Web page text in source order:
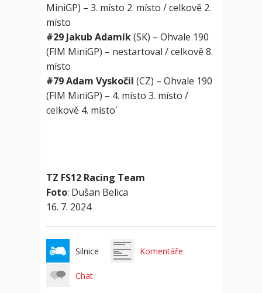
MiniGP) – 3. místo 2. místo / celkově 2.
místo
#29 Jakub Adamík(SK) – Ohvale 190
(FIM MiniGP) – nestartoval / celkově 8.
místo
#79 Adam Vyskočil (CZ) – Ohvale 190
(FIM MiniGP) – 4. místo 3. místo /
celkově 4. místo´
TZ FS12 Racing Team
Foto: Dušan Belica
16. 7. 2024
Silnice Komentáře
Chat